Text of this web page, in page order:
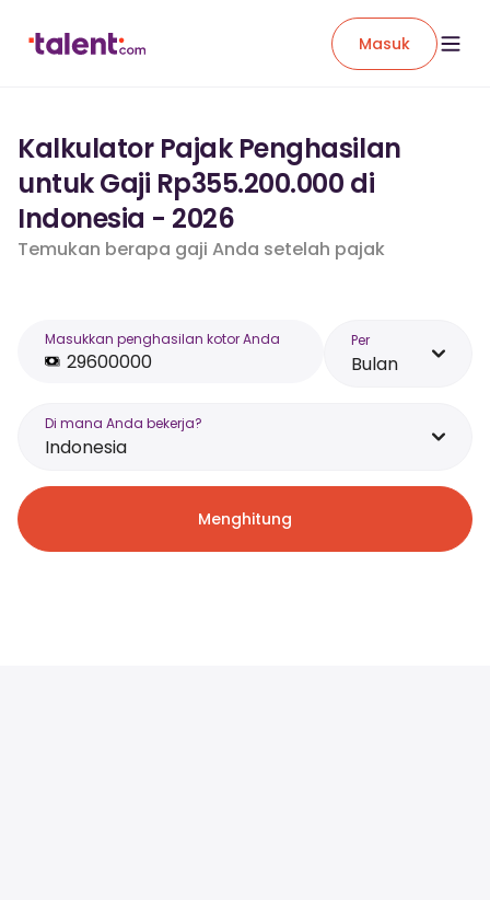
Masuk
Kalkulator Pajak Penghasilan
untuk Gaji Rp355.200.000 di
Indonesia - 2026
Temukan berapa gaji Anda setelah pajak
Masukkan penghasilan kotor Anda Per
Bulan
Di mana Anda bekerja?
Indonesia
Menghitung